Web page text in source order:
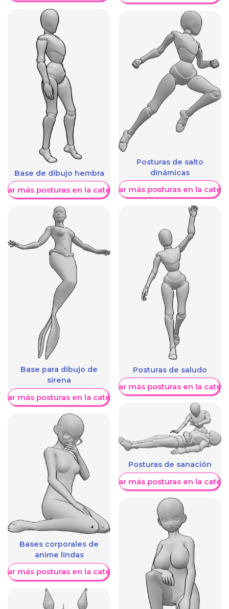
Base de dibujo hembra
más posturas en la categoría
Base para dibujo de
sirena
más posturas en la categoría
Bases corporales de
anime lindas
más posturas en la categoría
Posturas de salto
dinámicas
Mostrar más posturas en la
Posturas de saludo
Mostrar más posturas en la
Posturas de sanación
Mostrar más posturas en la